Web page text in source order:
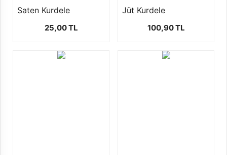
Saten Kurdele
25,00 TL
Jüt Kurdele
100,90 TL